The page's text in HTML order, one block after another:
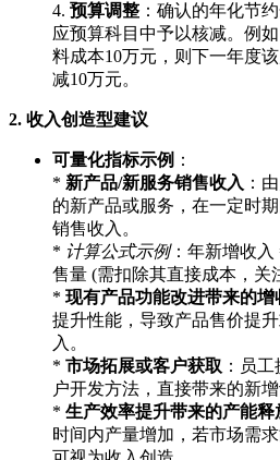
4. 预算调整 ：确认的年化节
应预算科目中予以核减。例
料成本10万元，则下一年度
减10万元。
2. 收入创造型建议
可量化指标示例 ：
* 新产品/新服务销售收入 ：
的新产品或服务，在一定时
销售收入。
* 计算公式示例：年新增收入
售量 (需扣除其直接成本，关
* 现有产品功能改进带来的增
提升性能，导致产品售价提
入。
* 市场拓展或客户获取 ：员
户开发方法，直接带来的新增
* 生产效率提升带来的产能释
时间内产量增加，若市场需